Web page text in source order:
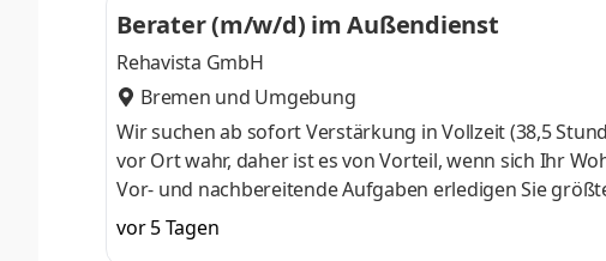
Berater (m/w/d) im Außendienst
Rehavista GmbH
Bremen und Umgebung
Wir suchen ab sofort Verstärkung in Vollzeit (38,5
vor Ort wahr, daher ist es von Vorteil, wenn sich Ihr
Vor- und nachbereitende Aufgaben erledigen Sie
sprachbeeinträchtigten Menschen eine Stimme
Menschen auf dem Weg zu ihrem Hilfsmittel an die
vor 5 Tagen